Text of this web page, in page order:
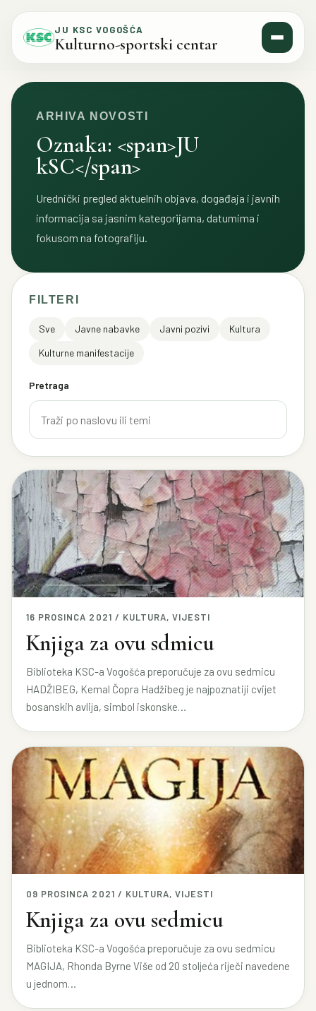
JU KSC VOGOŠĆA
Kulturno-sportski centar
ARHIVA NOVOSTI
Oznaka: <span>JU
kSC</span>
Urednički pregled aktuelnih objava, događaja i javnih
informacija sa jasnim kategorijama, datumima i
fokusom na fotografiju.
FILTERI
Sve Javne nabavke Javni pozivi
Kultura
Kulturne manifestacije
Pretraga
16 PROSINCA 2021 / KULTURA, VIJESTI
Knjiga za ovu sdmicu
Biblioteka KSC-a Vogošća preporučuje za ovu sedmicu
HADŽIBEG, Kemal Čopra Hadžibeg je najpoznatiji cvijet
bosanskih avlija, simbol iskonske…
09 PROSINCA 2021 / KULTURA, VIJESTI
Knjiga za ovu sedmicu
Biblioteka KSC-a Vogošća preporučuje za ovu sedmicu
MAGIJA, Rhonda Byrne Više od 20 stoljeća riječi navedene
u jednom…